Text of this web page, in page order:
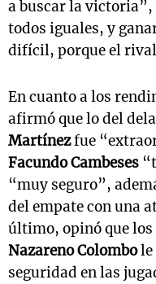
a buscar la
todos iguales, y
difícil, porque el
En cuanto a los
afirmó que lo del
Martínezfue
Facundo Cambeses
“muy seguro”,
del empate con una
último, opinó que los
Nazareno Colombole
seguridad en las